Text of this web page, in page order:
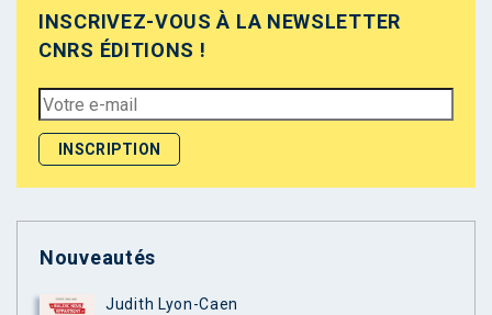
INSCRIVEZ-VOUS À LA NEWSLETTER
CNRS ÉDITIONS !
Nouveautés
Judith Lyon-Caen